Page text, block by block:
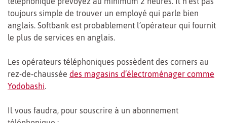
toujours simple de trouver un employé qui parle bien
anglais. Softbank est probablement l’opérateur qui fournit
le plus de services en anglais.
Les opérateurs téléphoniques possèdent des corners au
rez-de-chaussée des magasins d’électroménager comme
Yodobashi.
Il vous faudra, pour souscrire à un abonnement